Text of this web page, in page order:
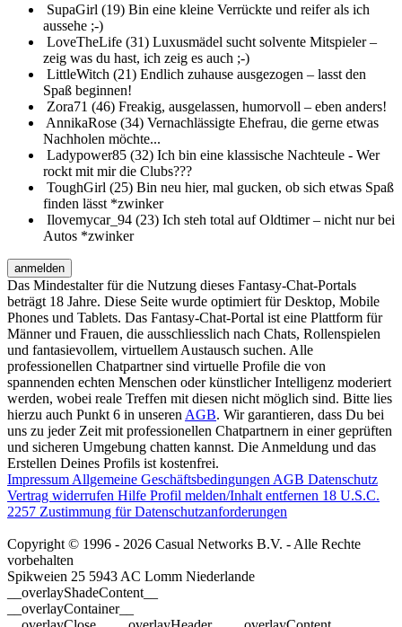
SupaGirl (19) Bin eine kleine Verrückte und reifer als ich
aussehe ;-)
LoveTheLife (31) Luxusmädel sucht solvente Mitspieler –
zeig was du hast, ich zeig es auch ;-)
LittleWitch (21) Endlich zuhause ausgezogen – lasst den
Spaß beginnen!
Zora71 (46) Freakig, ausgelassen, humorvoll – eben anders!
AnnikaRose (34) Vernachlässigte Ehefrau, die gerne etwas
Nachholen möchte...
Ladypower85 (32) Ich bin eine klassische Nachteule - Wer
rockt mit mir die Clubs???
ToughGirl (25) Bin neu hier, mal gucken, ob sich etwas Spaß
finden lässt *zwinker
Ilovemycar_94 (23) Ich steh total auf Oldtimer – nicht nur bei
Autos *zwinker
anmelden
Das Mindestalter für die Nutzung dieses Fantasy-Chat-Portals
beträgt 18 Jahre. Diese Seite wurde optimiert für Desktop, Mobile
Phones und Tablets. Das Fantasy-Chat-Portal ist eine Plattform für
Männer und Frauen, die ausschliesslich nach Chats, Rollenspielen
und fantasievollem, virtuellem Austausch suchen. Alle
professionellen Chatpartner sind virtuelle Profile die von
spannenden echten Menschen oder künstlicher Intelligenz moderiert
werden, wobei reale Treffen mit diesen nicht möglich sind. Bitte lies
hierzu auch Punkt 6 in unseren AGB. Wir garantieren, dass Du bei
uns zu jeder Zeit mit professionellen Chatpartnern in einer geprüften
und sicheren Umgebung chatten kannst. Die Anmeldung und das
Erstellen Deines Profils ist kostenfrei.
Impressum Allgemeine Geschäftsbedingungen AGB Datenschutz
Vertrag widerrufen Hilfe Profil melden/Inhalt entfernen 18 U.S.C.
2257 Zustimmung für Datenschutzanforderungen
Copyright © 1996 - 2026 Casual Networks B.V. - Alle Rechte
vorbehalten
Spikweien 25 5943 AC Lomm Niederlande
__overlayShadeContent__
__overlayContainer__